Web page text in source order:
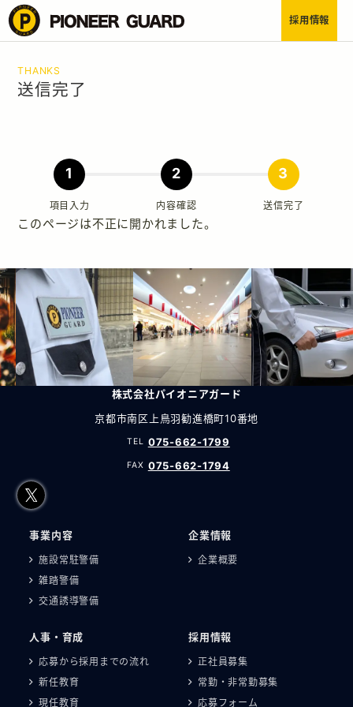
HOME
トップ
COMPANY
企業情報
TRAINING
CONTACT
お問い合わせ
採用応募はこちらから
RECRUIT INFORMATION
採用情報
THANKS
送信完了
1
項目入力
2
内容確認
3
送信完了
このページは不正に開かれました。
株式会社パイオニアガード
京都市南区上鳥羽勧進橋町10番地
075-662-1799
075-662-1794
事業内容
施設常駐警備
雑踏警備
交通誘導警備
企業情報
企業概要
人事・育成
応募から採用までの流れ
新任教育
現任教育
採用情報
正社員募集
常勤・非常勤募集
応募フォーム